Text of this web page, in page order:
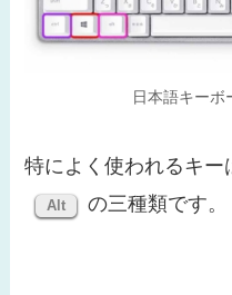
日本語キーボ
特によく使われるキー
Alt の三種類です。